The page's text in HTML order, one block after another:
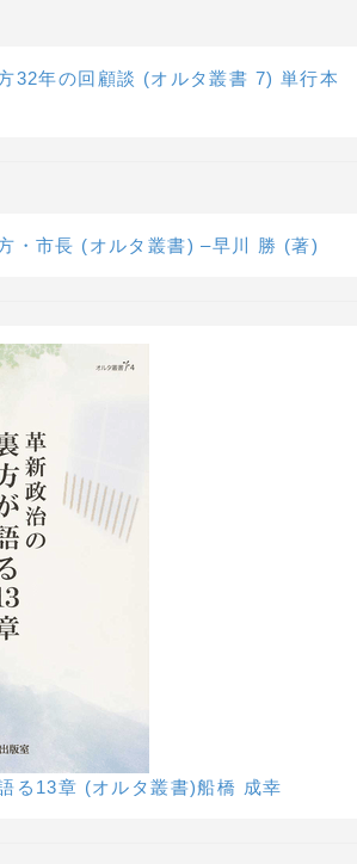
32年の回顧談 (オルタ叢書 7) 単行本
・市長 (オルタ叢書) –早川 勝 (著)
る13章 (オルタ叢書)船橋 成幸